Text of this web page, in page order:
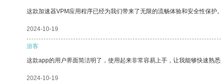
这款加速器VPM应用程序已经为我们带来了无限的流畅体验和安全性保护。
2024-10-19
游客
这款app的用户界面简洁明了，使用起来非常容易上手，让我能够快速熟悉
2024-10-19